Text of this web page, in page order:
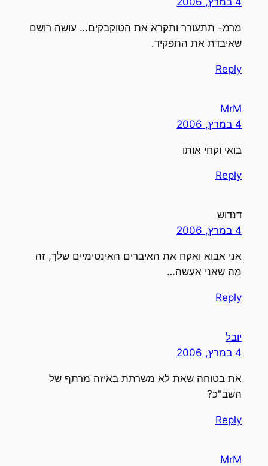
מרמ- תתעורר ותקרא את הטוקבקים… עושה רושם
שאיבדת את התפקיד.
Reply
MrM
4 במרץ, 2006
בואי וקחי אותו
Reply
דנדוש
4 במרץ, 2006
אני אבוא ואקח את האיברים האינטימיים שלך, זה
מה שאני אעשה…
Reply
יובל
4 במרץ, 2006
את בטוחה שאת לא משרתת באיזה מרתף של
השב"כ?
Reply
MrM